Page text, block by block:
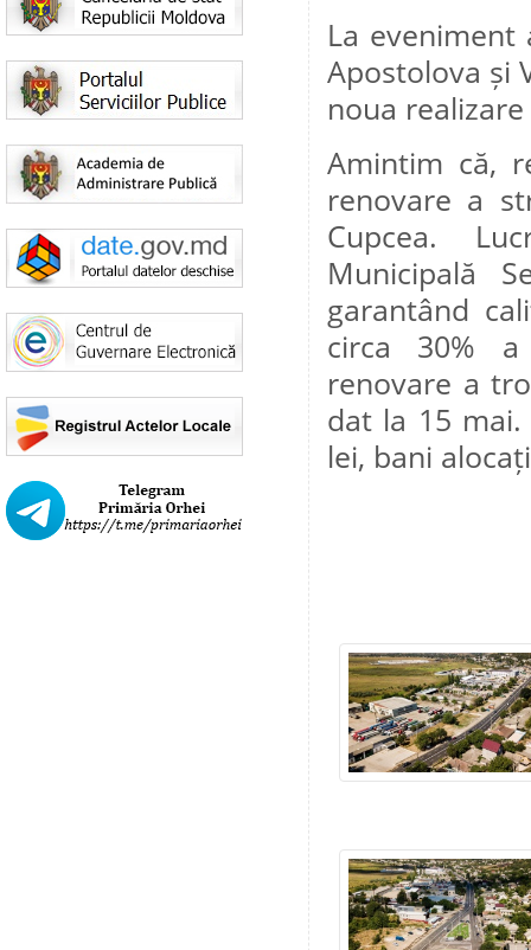
La eveniment
Apostolova și
noua
Amintim că,
renovare a
Cupcea.
Municipală
garantând
circa 30%
renovare a
dat la 15
lei, bani